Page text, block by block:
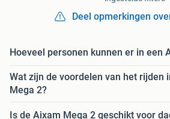
Deel opmerkingen
Hoeveel personen kunnen er in een
Wat zijn de voordelen van het rijden
Mega 2?
Is de Aixam Mega 2 geschikt voor